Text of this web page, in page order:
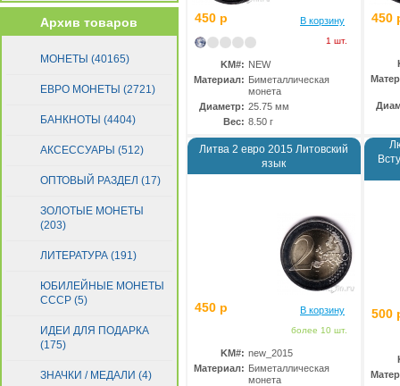
Франция(185)
Хорватия(6)
Архив товаров
МОНЕТЫ (40165)
ЕВРО МОНЕТЫ (2721)
БАНКНОТЫ (4404)
АКСЕССУАРЫ (512)
ОПТОВЫЙ РАЗДЕЛ (17)
ЗОЛОТЫЕ МОНЕТЫ
(203)
ЛИТЕРАТУРА (191)
ЮБИЛЕЙНЫЕ МОНЕТЫ
СССР (5)
ИДЕИ ДЛЯ ПОДАРКА
(175)
ЗНАЧКИ / МЕДАЛИ (4)
450 р В корзину
1 шт.
KM#: NEW
Материал: Биметаллическая
монета
Диаметр: 25.75 мм
Вес: 8.50 г
450
Литва 2 евро 2015 Литовский
язык
450 р В корзину
более 10 шт.
KM#: new_2015
Материал: Биметаллическая
монета
500